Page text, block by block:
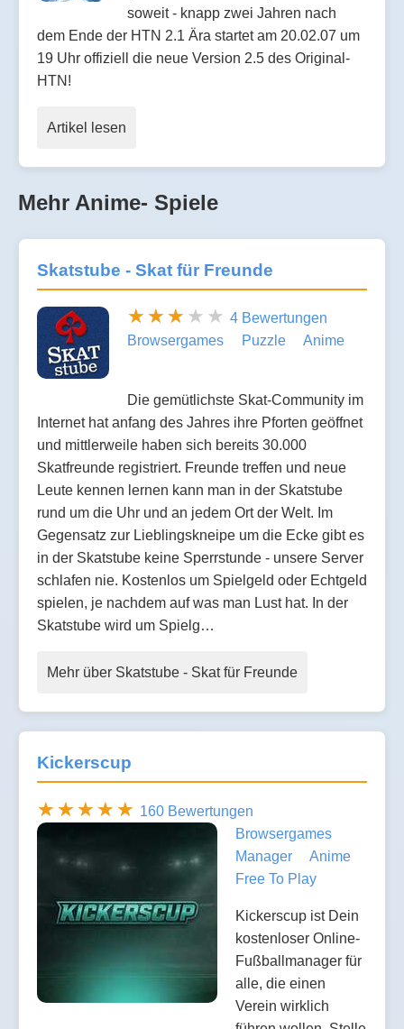
soweit - knapp zwei Jahren nach
dem Ende der HTN 2.1 Ära startet am 20.02.07 um
19 Uhr offiziell die neue Version 2.5 des Original-
HTN!
Artikel lesen
Mehr Anime- Spiele
Skatstube - Skat für Freunde
4 Bewertungen
Browsergames
Puzzle Anime
Die gemütlichste Skat-Community im
Internet hat anfang des Jahres ihre Pforten geöffnet
und mittlerweile haben sich bereits 30.000
Skatfreunde registriert. Freunde treffen und neue
Leute kennen lernen kann man in der Skatstube
rund um die Uhr und an jedem Ort der Welt. Im
Gegensatz zur Lieblingskneipe um die Ecke gibt es
in der Skatstube keine Sperrstunde - unsere Server
schlafen nie. Kostenlos um Spielgeld oder Echtgeld
spielen, je nachdem auf was man Lust hat. In der
Skatstube wird um Spielg…
Mehr über Skatstube - Skat für Freunde
Kickerscup
160 Bewertungen
Browsergames
Manager
Anime
Free To Play
Kickerscup ist Dein
kostenloser Online-
Fußballmanager für
alle, die einen
Verein wirklich